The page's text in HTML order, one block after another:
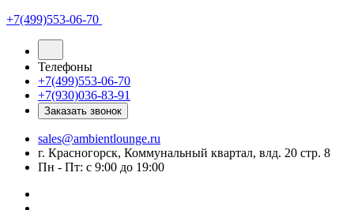
+7(499)553-06-70
Телефоны
+7(499)553-06-70
+7(930)036-83-91
Заказать звонок
sales@ambientlounge.ru
г. Красногорск, Коммунальный квартал, влд. 20 стр. 8
Пн - Пт: с 9:00 до 19:00